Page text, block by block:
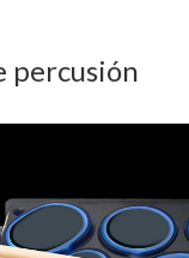
percusión